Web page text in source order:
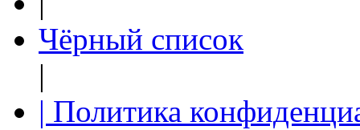
Чёрный список
|
| Политика